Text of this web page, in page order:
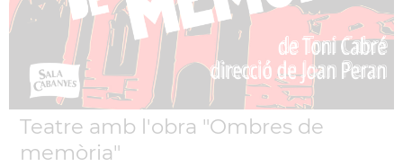
Teatre amb l'obra "Ombres de
memòria"